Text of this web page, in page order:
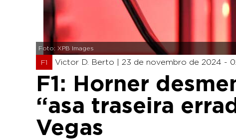
Foto: XPB Images
F1 Victor D. Berto | 23 de novembro de 2024 -
F1: Horner
“asa traseira
Vegas